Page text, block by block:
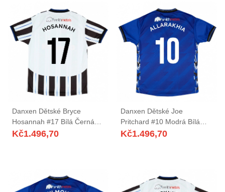
Danxen Dětské Bryce
Hosannah #17 Bílá Černá
Daleko Hráčské Dresy
Kč1.496,70
Danxen Dětské Joe
Pritchard #10 Modrá Bílá
Domů Hráčské Dresy
Kč1.496,70